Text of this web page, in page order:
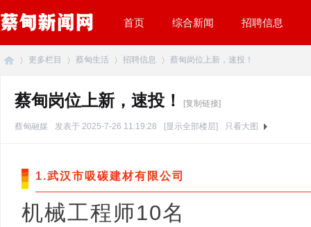
首页 综合新闻 招聘信息
更多栏目 蔡甸生活 招聘信息 蔡甸岗位上新，速投！
蔡甸岗位上新，速投！ [复制链接]
蔡甸融媒 发表于 2025-7-26 11:19:28 [显示全部楼层] 只看大图
1.武汉市吸碳建材有限公司
机械工程师10名